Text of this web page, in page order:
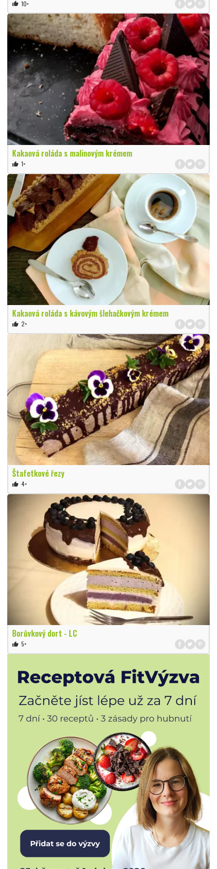
thumb_up 10×
Kakaová roláda s malinovým krémem
thumb_up 1×
Kakaová roláda s kávovým šlehačkovým krémem
thumb_up 2×
Štafetkové řezy
thumb_up 4×
Borůvkový dort - LC
thumb_up 5×